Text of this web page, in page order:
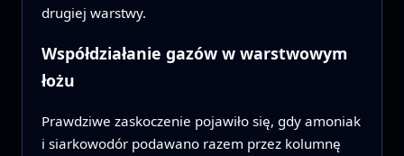
drugiej warstwy.
Współdziałanie gazów w warstwowym
łożu
Prawdziwe zaskoczenie pojawiło się, gdy amoniak
i siarkowodór podawano razem przez kolumnę